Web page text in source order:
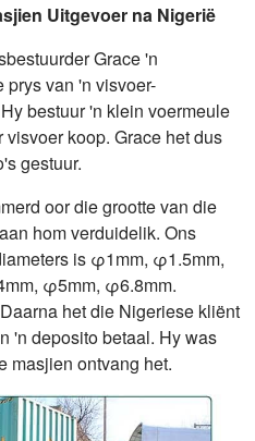
Uitgevoer na Nigerië
Grace 'n
prys van 'n visvoer-
bestuur 'n klein voermeule
koop. Grace het dus
gestuur.
oor die grootte van die
hom verduidelik. Ons
is φ1mm, φ1.5mm,
φ5mm, φ6.8mm.
het die Nigeriese kliënt
'n deposito betaal. Hy was
masjien ontvang het.